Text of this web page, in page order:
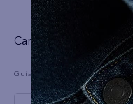
Cargando el resumen…
Guía de tallas